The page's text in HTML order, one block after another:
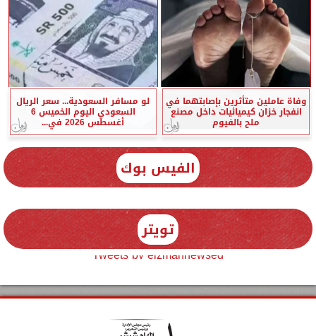
وفاة عاملين متأثرين بإصابتهما في
انفجار خزان كيميائيات داخل مصنع
ملح بالفيوم
لو مسافر السعودية... سعر الريال
السعودي اليوم الخميس 6
أغسطس 2026 في...
الفيس بوك
تويتر
Tweets by elzmannewseg